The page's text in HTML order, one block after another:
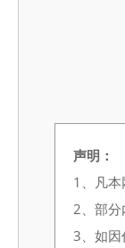
声明：
1、凡
2、部
3、如